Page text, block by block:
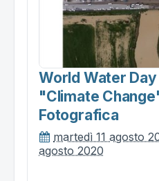
World Water
"climate
Fotografica
martedì 11 agosto
agosto 2020